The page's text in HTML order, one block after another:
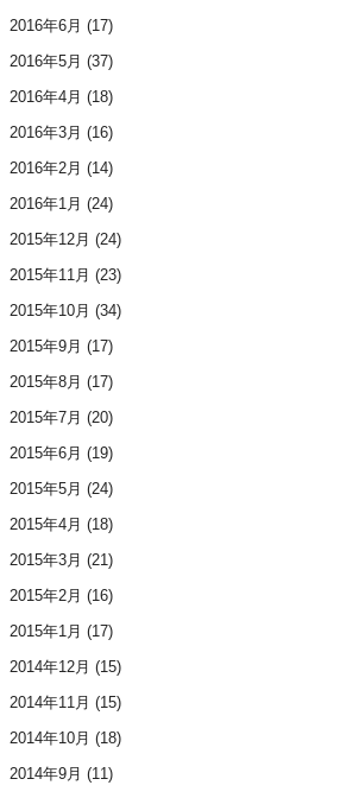
2016年6月 (17)
2016年5月 (37)
2016年4月 (18)
2016年3月 (16)
2016年2月 (14)
2016年1月 (24)
2015年12月 (24)
2015年11月 (23)
2015年10月 (34)
2015年9月 (17)
2015年8月 (17)
2015年7月 (20)
2015年6月 (19)
2015年5月 (24)
2015年4月 (18)
2015年3月 (21)
2015年2月 (16)
2015年1月 (17)
2014年12月 (15)
2014年11月 (15)
2014年10月 (18)
2014年9月 (11)